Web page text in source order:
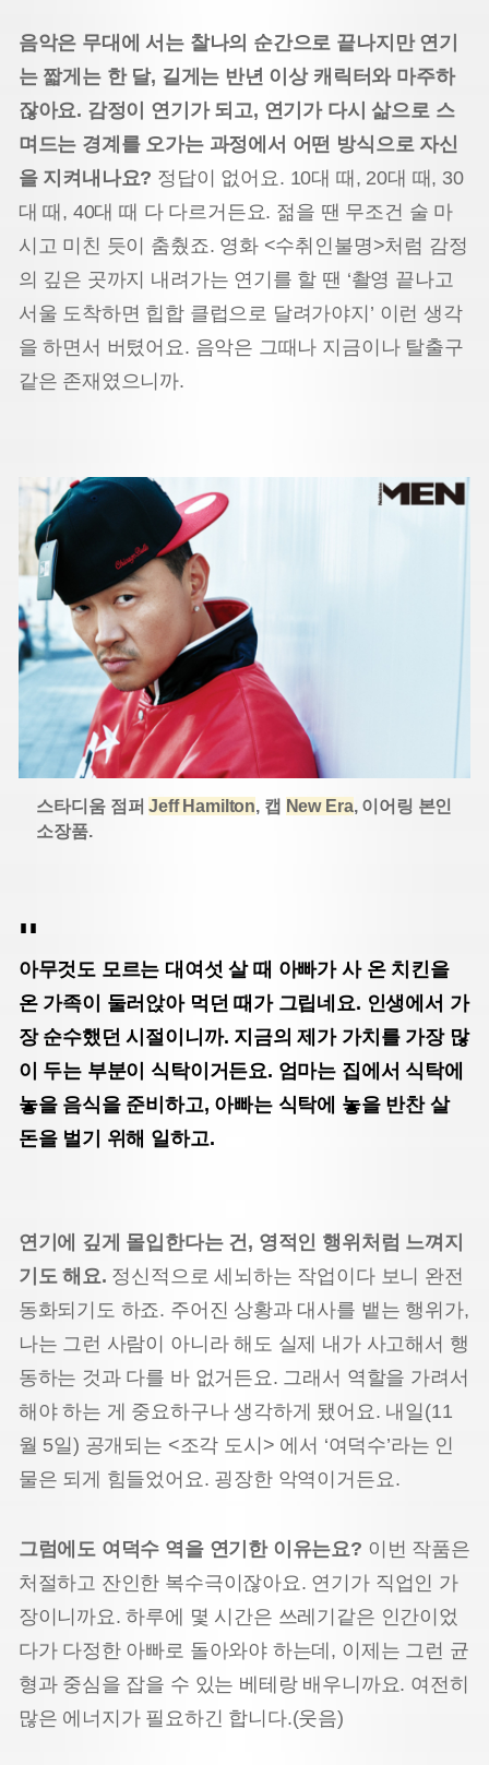
음악은 무대에 서는 찰나의 순간으로 끝나지만 연기
는 짧게는 한 달, 길게는 반년 이상 캐릭터와 마주하
잖아요. 감정이 연기가 되고, 연기가 다시 삶으로 스
며드는 경계를 오가는 과정에서 어떤 방식으로 자신
을 지켜내나요? 정답이 없어요. 10대 때, 20대 때, 30
대 때, 40대 때 다 다르거든요. 젊을 땐 무조건 술 마
시고 미친 듯이 춤췄죠. 영화 <수취인불명>처럼 감정
의 깊은 곳까지 내려가는 연기를 할 땐 ‘촬영 끝나고
서울 도착하면 힙합 클럽으로 달려가야지’ 이런 생각
을 하면서 버텼어요. 음악은 그때나 지금이나 탈출구
같은 존재였으니까.
스타디움 점퍼Jeff Hamilton, 캡 New Era, 이어링 본인
소장품.
아무것도 모르는 대여섯 살 때 아빠가 사 온 치킨을
온 가족이 둘러앉아 먹던 때가 그립네요. 인생에서 가
장 순수했던 시절이니까. 지금의 제가 가치를 가장 많
이 두는 부분이 식탁이거든요. 엄마는 집에서 식탁에
놓을 음식을 준비하고, 아빠는 식탁에 놓을 반찬 살
돈을 벌기 위해 일하고.
연기에 깊게 몰입한다는 건, 영적인 행위처럼 느껴지
기도 해요. 정신적으로 세뇌하는 작업이다 보니 완전
동화되기도 하죠. 주어진 상황과 대사를 뱉는 행위가,
나는 그런 사람이 아니라 해도 실제 내가 사고해서 행
동하는 것과 다를 바 없거든요. 그래서 역할을 가려서
해야 하는 게 중요하구나 생각하게 됐어요. 내일(11
월 5일) 공개되는 <조각 도시> 에서 ‘여덕수’라는 인
물은 되게 힘들었어요. 굉장한 악역이거든요.
그럼에도 여덕수 역을 연기한 이유는요? 이번 작품은
처절하고 잔인한 복수극이잖아요. 연기가 직업인 가
장이니까요. 하루에 몇 시간은 쓰레기같은 인간이었
다가 다정한 아빠로 돌아와야 하는데, 이제는 그런 균
형과 중심을 잡을 수 있는 베테랑 배우니까요. 여전히
많은 에너지가 필요하긴 합니다.(웃음)